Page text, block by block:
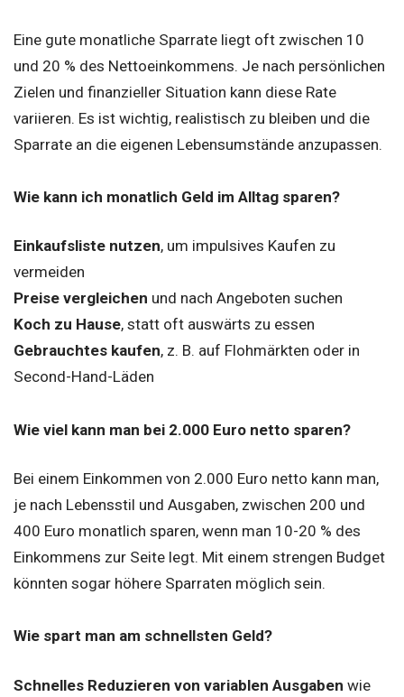
Eine gute monatliche Sparrate liegt oft zwischen 10
und 20 % des Nettoeinkommens. Je nach persönlichen
Zielen und finanzieller Situation kann diese Rate
variieren. Es ist wichtig, realistisch zu bleiben und die
Sparrate an die eigenen Lebensumstände anzupassen.
Wie kann ich monatlich Geld im Alltag sparen?
Einkaufsliste nutzen, um impulsives Kaufen zu
vermeiden
Preise vergleichen und nach Angeboten suchen
Koch zu Hause, statt oft auswärts zu essen
Gebrauchtes kaufen, z. B. auf Flohmärkten oder in
Second-Hand-Läden
Wie viel kann man bei 2.000 Euro netto sparen?
Bei einem Einkommen von 2.000 Euro netto kann man,
je nach Lebensstil und Ausgaben, zwischen 200 und
400 Euro monatlich sparen, wenn man 10-20 % des
Einkommens zur Seite legt. Mit einem strengen Budget
könnten sogar höhere Sparraten möglich sein.
Wie spart man am schnellsten Geld?
Schnelles Reduzieren von variablen Ausgaben wie